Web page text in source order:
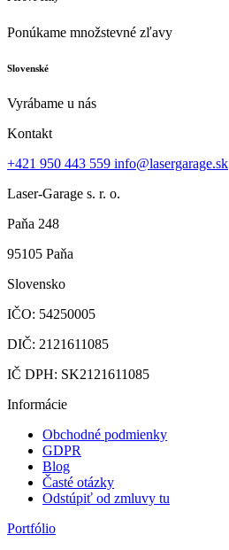
Ponúkame množstevné zľavy
Slovenské
Vyrábame u nás
Kontakt
+421 950 443 559 info@lasergarage.sk
Laser-Garage s. r. o.
Paňa 248
95105 Paňa
Slovensko
IČO: 54250005
DIČ: 2121611085
IČ DPH: SK2121611085
Informácie
Obchodné podmienky
GDPR
Blog
Časté otázky
Odstúpiť od zmluvy tu
Portfólio